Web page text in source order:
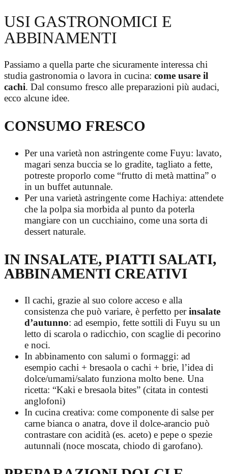
USI GASTRONOMICI E
ABBINAMENTI
Passiamo a quella parte che sicuramente interessa chi
studia gastronomia o lavora in cucina: come usare il
cachi. Dal consumo fresco alle preparazioni più audaci,
ecco alcune idee.
CONSUMO FRESCO
Per una varietà non astringente come Fuyu: lavato,
magari senza buccia se lo gradite, tagliato a fette,
potreste proporlo come “frutto di metà mattina” o
in un buffet autunnale.
Per una varietà astringente come Hachiya: attendete
che la polpa sia morbida al punto da poterla
mangiare con un cucchiaino, come una sorta di
dessert naturale.
IN INSALATE, PIATTI SALATI,
ABBINAMENTI CREATIVI
Il cachi, grazie al suo colore acceso e alla
consistenza che può variare, è perfetto perinsalate
d’autunno: ad esempio, fette sottili di Fuyu su un
letto di scarola o radicchio, con scaglie di pecorino
e noci.
In abbinamento con salumi o formaggi: ad
esempio cachi + bresaola o cachi + brie, l’idea di
dolce/umami/salato funziona molto bene. Una
ricetta: “Kaki e bresaola bites” (citata in contesti
anglofoni)
In cucina creativa: come componente di salse per
carne bianca o anatra, dove il dolce-arancio può
contrastare con acidità (es. aceto) e pepe o spezie
autunnali (noce moscata, chiodo di garofano).